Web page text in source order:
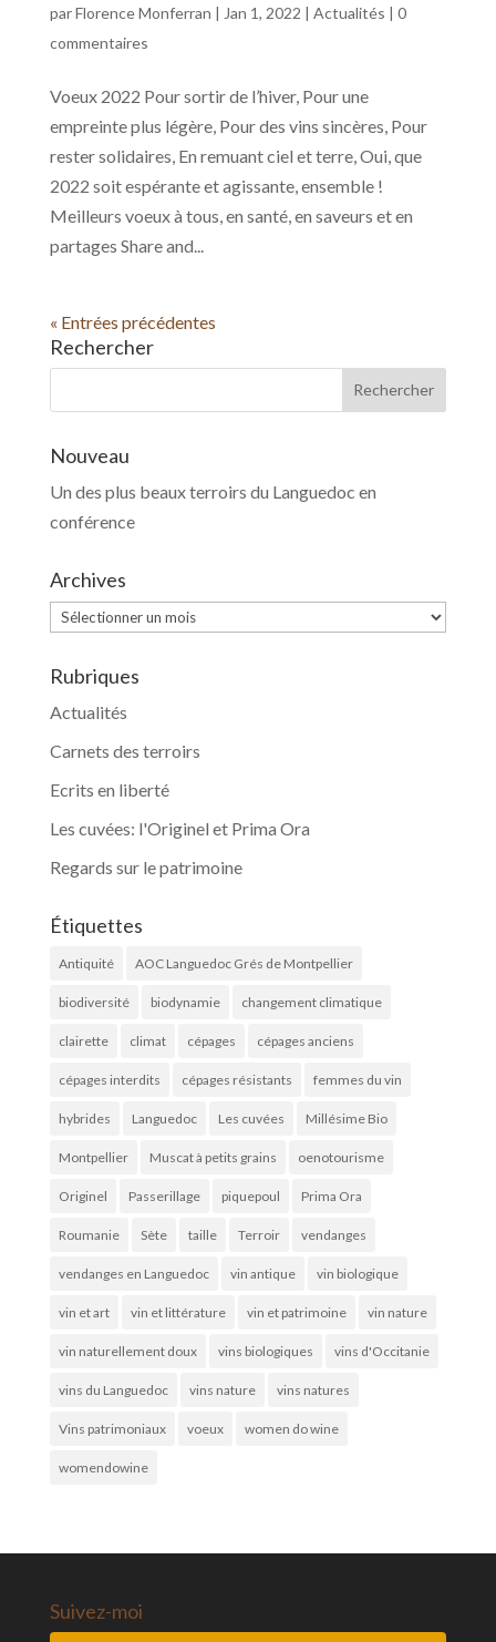
parFlorence Monferran | Jan 1, 2022 | Actualités | 0
commentaires
Voeux 2022 Pour sortir de l’hiver, Pour une
empreinte plus légère, Pour des vins sincères, Pour
rester solidaires, En remuant ciel et terre, Oui, que
2022 soit espérante et agissante, ensemble !
Meilleurs voeux à tous, en santé, en saveurs et en
partages Share and...
« Entrées précédentes
Rechercher
Nouveau
Un des plus beaux terroirs du Languedoc en
conférence
Archives
Archives
Rubriques
Actualités
Carnets des terroirs
Ecrits en liberté
Les cuvées: l'Originel et Prima Ora
Regards sur le patrimoine
Étiquettes
Antiquité AOC Languedoc Grés de Montpellier
biodiversité biodynamie changement climatique
clairette climat cépages cépages anciens
cépages interdits cépages résistants femmes du vin
hybrides Languedoc Les cuvées Millésime Bio
Montpellier Muscat à petits grains oenotourisme
Originel Passerillage piquepoul Prima Ora
Roumanie Sète taille Terroir vendanges
vendanges en Languedoc vin antique vin biologique
vin et art vin et littérature vin et patrimoine vin nature
vin naturellement doux vins biologiques vins d'Occitanie
vins du Languedoc vins nature vins natures
Vins patrimoniaux voeux women do wine
womendowine
Suivez-moi